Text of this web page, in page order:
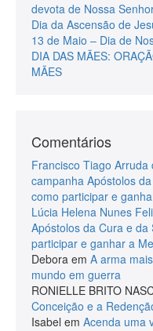
devota de Nossa
Dia da Ascensão de
13 de Maio – Dia de
DIA DAS MÃES:
MÃES
Comentários
Francisco Tiago Arruda
campanha Apóstolos
como participar e
Lúcia Helena Nunes
Apóstolos da Cura e
participar e ganhar a
Debora em A arma
mundo em guerra
RONIELLE BRITO
Conceição e a
Isabel em Acenda uma